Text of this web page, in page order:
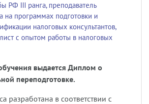
РФ III ранга, преподаватель
на программах подготовки и
налоговых консультантов,
с опытом работы в налоговых
выдается Диплом о
переподготовке.
разработана в соответствии с